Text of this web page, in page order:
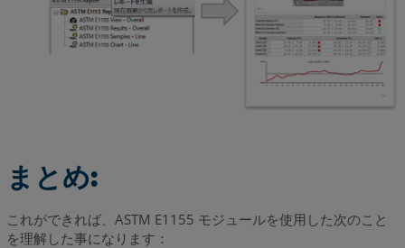
まとめ:
これができれば、ASTM E1155 モジュールを使用した次のこと
を理解した事になります：